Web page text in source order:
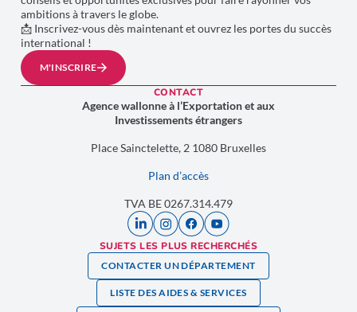
ambitions à travers le globe.
📩 Inscrivez-vous dès maintenant et ouvrez les portes du succès
international !
M'INSCRIRE
CONTACT
Agence wallonne à l’Exportation et aux
Investissements étrangers
Place Sainctelette, 2 1080 Bruxelles
Plan d’accès
TVA BE 0267.314.479
SUJETS LES PLUS RECHERCHÉS
CONTACTER UN DÉPARTEMENT
LISTE DES AIDES & SERVICES